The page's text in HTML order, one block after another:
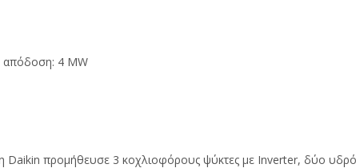
απόδοση: 4 MW
Daikin προμήθευσε 3 κοχλιοφόρους ψύκτες με Inverter, δύο